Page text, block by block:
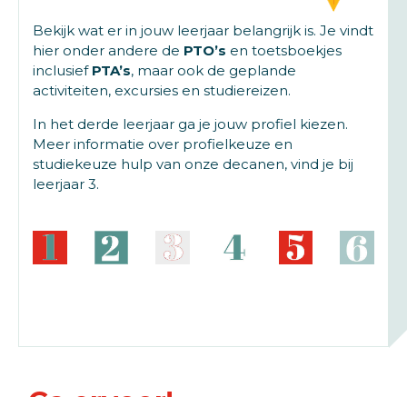
Bekijk wat er in jouw leerjaar belangrijk is. Je vindt
hier onder andere de PTO’s en toetsboekjes
inclusief PTA’s, maar ook de geplande
activiteiten, excursies en studiereizen.
In het derde leerjaar ga je jouw profiel kiezen.
Meer informatie over profielkeuze en
studiekeuze hulp van onze decanen, vind je bij
leerjaar 3.